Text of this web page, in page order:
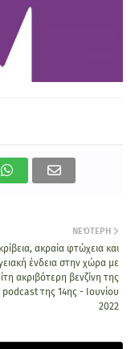
ΝΕΌΤΕΡΗ
ακραία φτώχεια και
ένδεια στην χώρα με
ακριβότερη βενζίνη της
podcast της 14ης - Ιουνίου
2022